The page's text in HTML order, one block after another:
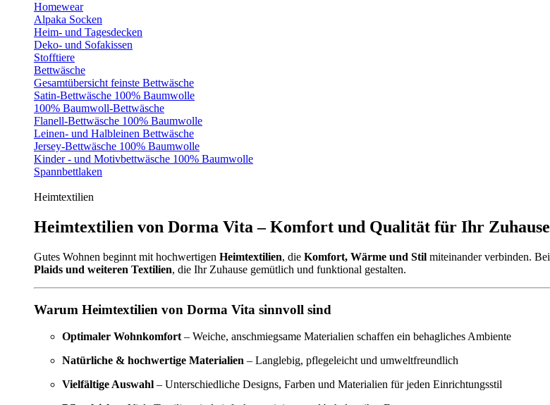
Homewear
Alpaka Socken
Heim- und Tagesdecken
Deko- und Sofakissen
Stofftiere
Bettwäsche
Gesamtübersicht feinste Bettwäsche
Satin-Bettwäsche 100% Baumwolle
100% Baumwoll-Bettwäsche
Flanell-Bettwäsche 100% Baumwolle
Leinen- und Halbleinen Bettwäsche
Jersey-Bettwäsche 100% Baumwolle
Kinder - und Motivbettwäsche 100% Baumwolle
Spannbettlaken
Heimtextilien
Heimtextilien von Dorma Vita – Komfort und Qualität für Ihr Zuhause
Gutes Wohnen beginnt mit hochwertigen Heimtextilien, die Komfort, Wärme und Stil miteinander verbinden. Bei
Plaids und weiteren Textilien, die Ihr Zuhause gemütlich und funktional gestalten.
Warum Heimtextilien von Dorma Vita sinnvoll sind
Optimaler Wohnkomfort – Weiche, anschmiegsame Materialien schaffen ein behagliches Ambiente
Natürliche & hochwertige Materialien – Langlebig, pflegeleicht und umweltfreundlich
Vielfältige Auswahl – Unterschiedliche Designs, Farben und Materialien für jeden Einrichtungsstil